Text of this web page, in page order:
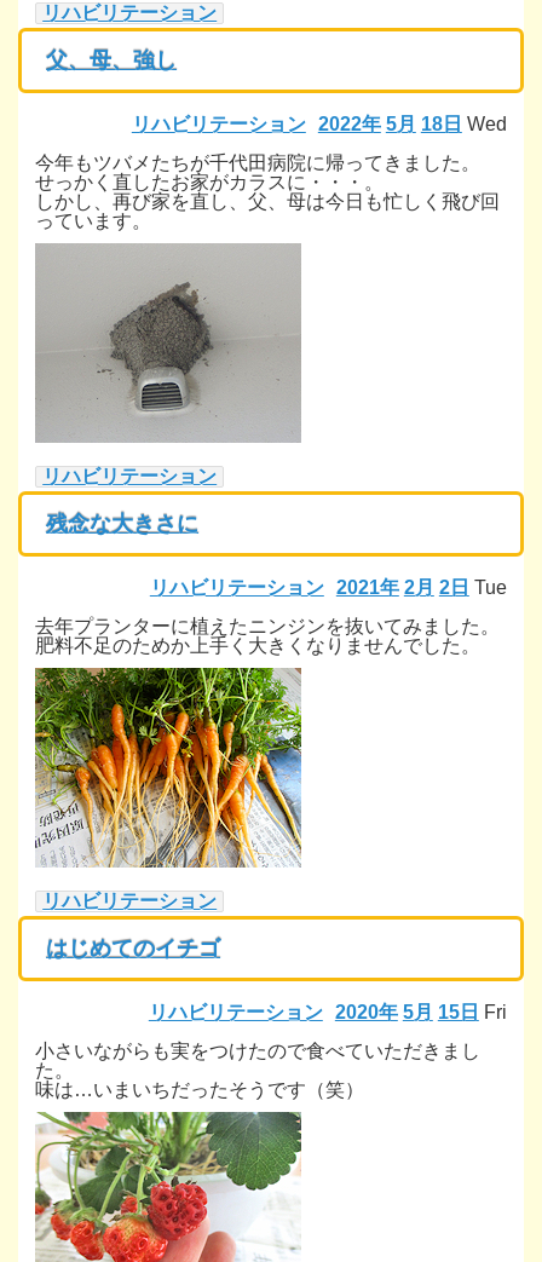
リハビリテーション
父、母、強し
2022年 5月 18日 Wed
リハビリテーション
今年もツバメたちが千代田病院に帰ってきました。
せっかく直したお家がカラスに・・・。
しかし、再び家を直し、父、母は今日も忙しく飛び回
っています。
リハビリテーション
残念な大きさに
2021年 2月 2日 Tue
リハビリテーション
去年プランターに植えたニンジンを抜いてみました。
肥料不足のためか上手く大きくなりませんでした。
リハビリテーション
はじめてのイチゴ
2020年 5月 15日 Fri
リハビリテーション
小さいながらも実をつけたので食べていただきまし
た。
味は…いまいちだったそうです（笑）